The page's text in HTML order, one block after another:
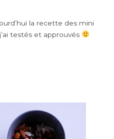
la recette des mini
testés et approuvés